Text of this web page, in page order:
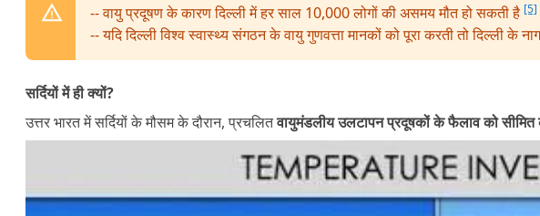
-- वायु प्रदूषण के कारण दिल्ली में हर साल 10,000 लोगों की असमय मौत हो सकती है [5]
-- यदि दिल्ली विश्व स्वास्थ्य संगठन के वायु गुणवत्ता मानकों को पूरा करती तो दिल्ली के
सर्दियों में ही क्यों?
उत्तर भारत में सर्दियों के मौसम के दौरान, प्रचलितवायुमंडलीय उलटापन प्रदूषकों के फैलाव को सीमित